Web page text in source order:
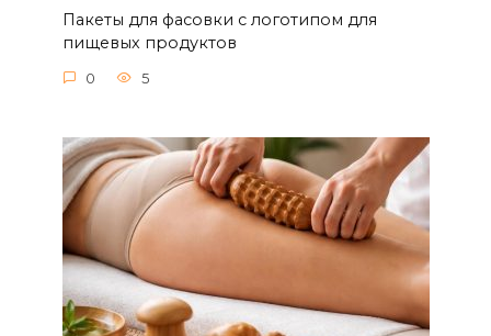
Пакеты для фасовки с логотипом для
пищевых продуктов
0 5